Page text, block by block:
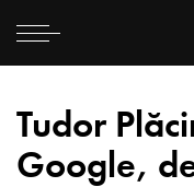
Tudor
Google,